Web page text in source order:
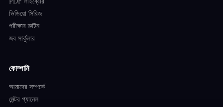
ভিডিয়ো সিরিজ
পরীক্ষার রুটিন
জব সার্কুলার
কোম্পানি
আমাদের সম্পর্কে
মেন্টর প্যানেল